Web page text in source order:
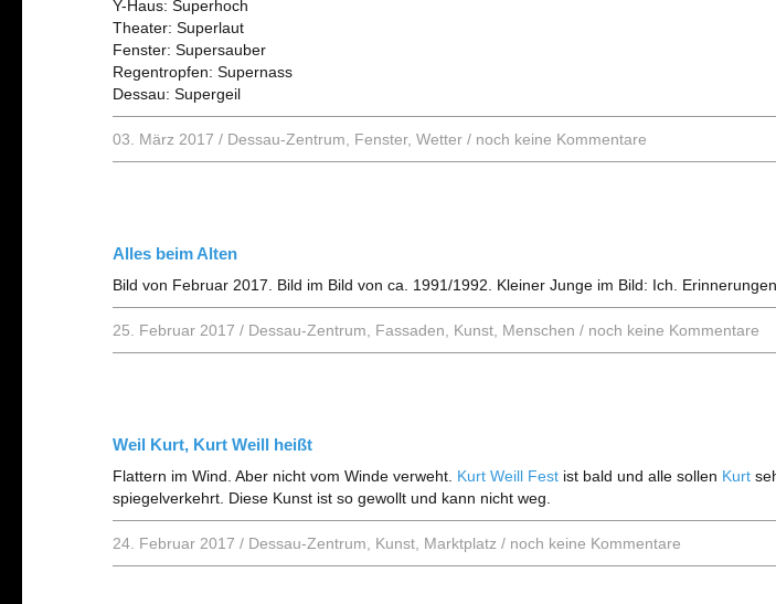
Y-Haus: Superhoch
Theater: Superlaut
Fenster: Supersauber
Regentropfen: Supernass
Dessau: Supergeil
03. März 2017 / Dessau-Zentrum Fenster, Wetter / noch keine Kommentare
Alles beim Alten
Bild von Februar 2017. Bild im Bild von ca. 1991/1992. Kleiner Junge im Bild: Ich.
25. Februar 2017 / Dessau-Zentrum Fassaden Kunst Menschen / noch keine Kommentare
Weil Kurt, Kurt Weill heißt
Flattern im Wind. Aber nicht vom Winde verweht. Kurt Weill Fest ist bald und alle sollen Kurt
spiegelverkehrt. Diese Kunst ist so gewollt und kann nicht weg.
24. Februar 2017 / Dessau-Zentrum Kunst Marktplatz / noch keine Kommentare